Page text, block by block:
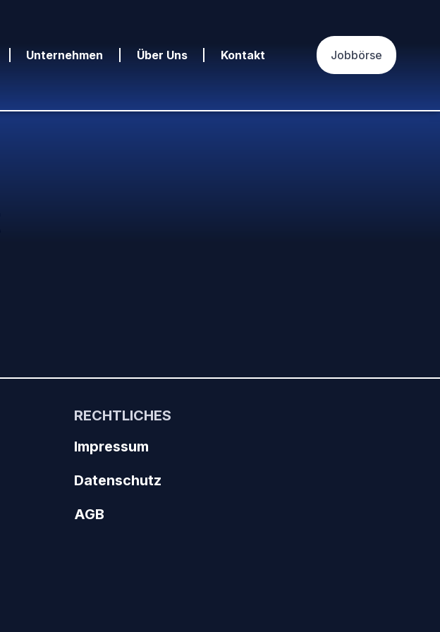
Unternehmen Über Uns Kontakt Jobbörse
RECHTLICHES
Impressum
Datenschutz
AGB